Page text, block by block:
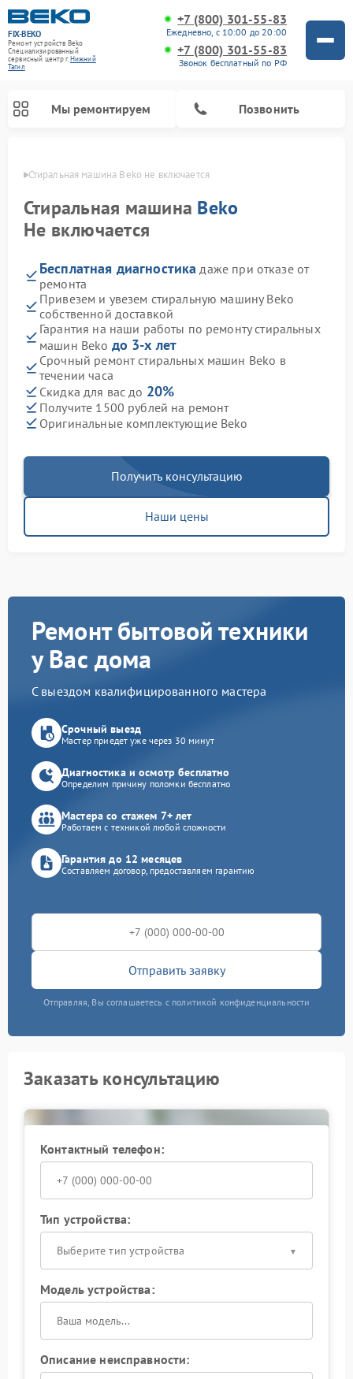
FIX-BEKO
Ремонт устройств Beko
Специализированный
cервисный центр г.Нижний
Тагил
+7 (800) 301-55-83
Ежедневно, с 10:00 до 20:00
+7 (800) 301-55-83
Звонок бесплатный по РФ
Мы ремонтируем Позвонить
Стиральная машина Beko не включается
Стиральная машина Beko
Не включается
Бесплатная диагностика даже при отказе от
ремонта
Привезем и увезем стиральную машину Beko
собственной доставкой
Гарантия на наши работы по ремонту стиральных
машин Beko до 3-х лет
Срочный ремонт стиральных машин Beko в
течении часа
Скидка для вас до 20%
Получите 1500 рублей на ремонт
Оригинальные комплектующие Beko
Получить консультацию
Наши цены
Ремонт бытовой техники
у Вас дома
С выездом квалифицированного мастера
Срочный выезд
Мастер приедет уже через 30 минут
Диагностика и осмотр бесплатно
Определим причину поломки бесплатно
Мастера со стажем 7+ лет
Работаем с техникой любой сложности
Гарантия до 12 месяцев
Составляем договор, предоставляем гарантию
Отправить заявку
Отправляя, Вы соглашаетесь с политикой конфиденциальности
Заказать консультацию
Контактный телефон:
Тип устройства:
Выберите тип устройства
Модель устройства:
Описание неисправности: